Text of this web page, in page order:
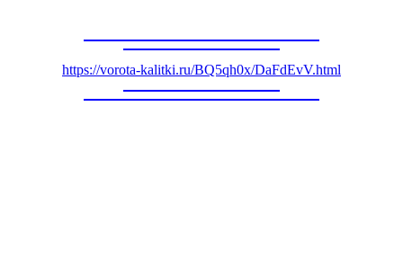
https://vorota-kalitki.ru/BQ5qh0x/DaFdEvV.html